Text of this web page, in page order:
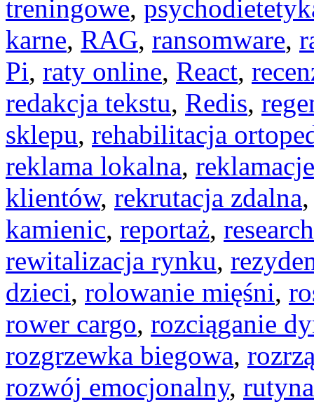
treningowe,
karne, RAG, ransomware,
Pi, raty online, React,
redakcja tekstu, Redis,
sklepu, rehabilitacja
reklama lokalna, reklamacje
klientów, rekrutacja zdalna
kamienic, reportaż,
rewitalizacja rynku,
dzieci, rolowanie mięśni,
rower cargo, rozciąganie
rozgrzewka biegowa,
rozwój emocjonalny,